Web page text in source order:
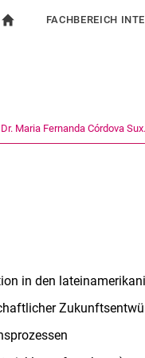
FACHBEREICH
Dr. Maria Fernanda Córdova
in den